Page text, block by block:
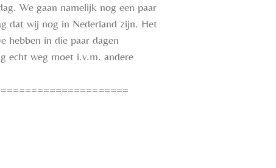
We gaan namelijk nog een paar
dat wij nog in Nederland zijn. Het
hebben in die paar dagen
echt weg moet i.v.m. andere